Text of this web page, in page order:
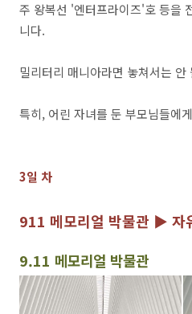
주 왕복선 '엔터프라이즈'호 등을
니다.
밀리터리 매니아라면 놓쳐서는 안
특히, 어린 자녀를 둔 부모님들에
3일 차
911 메모리얼 박물관 ▶ 자
9.11 메모리얼 박물관